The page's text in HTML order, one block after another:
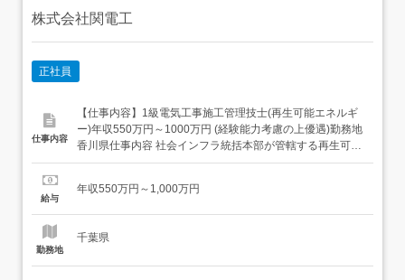
株式会社関電工
正社員
仕事内容
【仕事内容】1級電気工事施工管理技士(再生可能エネルギ
ー)年収550万円～1000万円 (経験能力考慮の上優遇)勤務地
香川県仕事内容 社会インフラ統括本部が管轄する再生可能
エネルギー発電所建設における電気工事施工管理業務を担
ますが、直近は風力発電所の受注が好調です。<具体的に
給与
年収550万円～1,000万円
勤務地
千葉県